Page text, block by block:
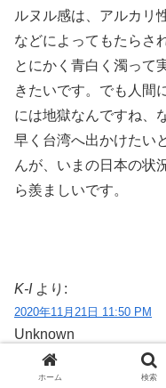
ルヌル感は、アルカリ
などによってもたらさ
とにかく青白く濁って
きたいです。でも人間
には地獄なんですね、
早く台湾へ出かけたい
んが、いまの日本の状
ら羨ましいです。
K-I より:
2020年11月21日 11:50 PM
Unknown
渡部さん、こんばんは。
新しいスクーターで宜
ホーム 検索